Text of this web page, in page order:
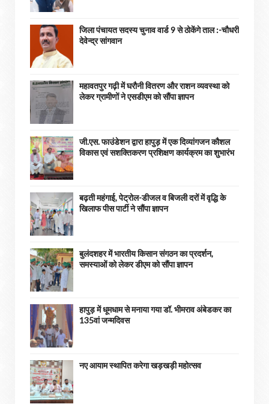
जिला पंचायत सदस्य चुनाव वार्ड 9 से ठोकेंगे ताल :-चौधरी
देवेन्द्र सांगवान
महावतपुर गढ़ी में घरौनी वितरण और राशन व्यवस्था को
लेकर ग्रामीणों ने एसडीएम को सौंपा ज्ञापन
जी.एस. फाउंडेशन द्वारा हापुड़ में एक दिव्यांगजन कौशल
विकास एवं सशक्तिकरण प्रशिक्षण कार्यक्रम का शुभारंभ
बढ़ती महंगाई, पेट्रोल-डीजल व बिजली दरों में वृद्धि के
खिलाफ पीस पार्टी ने सौंपा ज्ञापन
बुलंदशहर में भारतीय किसान संगठन का प्रदर्शन,
समस्याओं को लेकर डीएम को सौंपा ज्ञापन
हापुड़ में धूमधाम से मनाया गया डॉ. भीमराव अंबेडकर का
135वां जन्मदिवस
नए आयाम स्थापित करेगा खड़खड़ी महोत्सव